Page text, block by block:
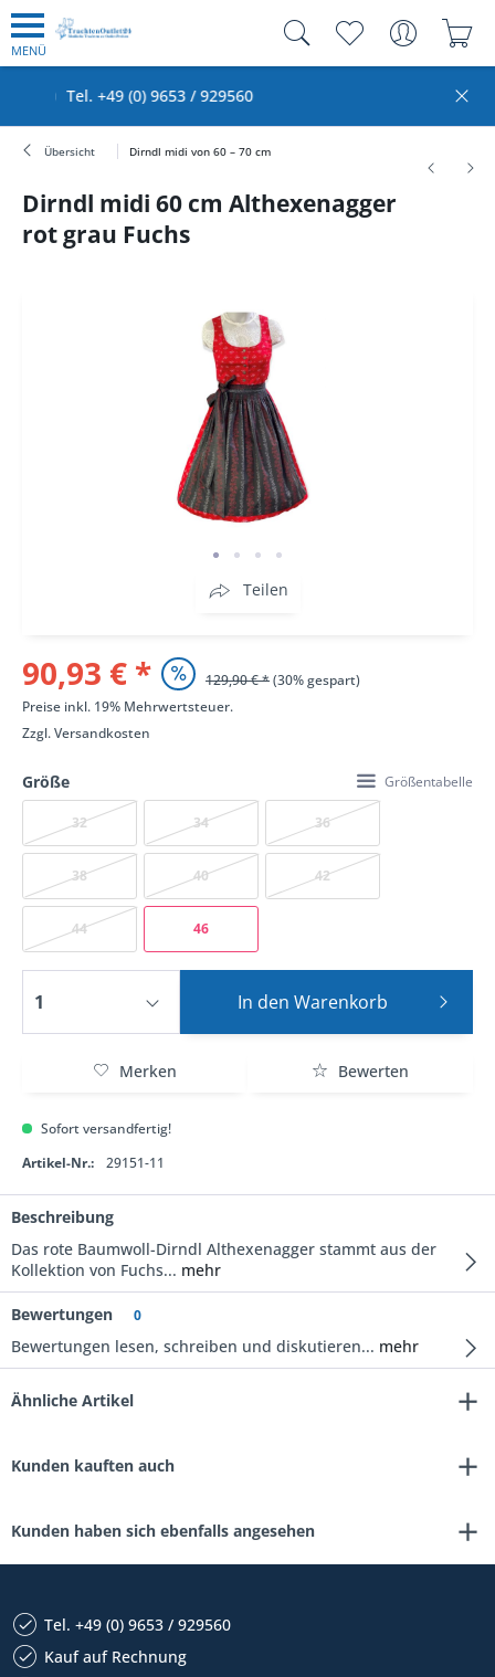
MENÜ
/ 929560
Übersicht Dirndl midi von 60 – 70 cm
Dirndl midi 60 cm Althexenagger
rot grau Fuchs
Teilen
90,93 € * 129,90 € *(30% gespart)
Preise inkl. 19% Mehrwertsteuer.
Zzgl.Versandkosten
Größe Größentabelle
32 34 36
38 40 42
44 46
In den Warenkorb
Merken Bewerten
Sofort versandfertig!
Artikel-Nr.:
29151-11
Beschreibung
Das rote Baumwoll-Dirndl Althexenagger stammt aus der
Kollektion von Fuchs... mehr
Bewertungen 0
Bewertungen lesen, schreiben und diskutieren... mehr
Ähnliche Artikel
Kunden kauften auch
Kunden haben sich ebenfalls angesehen
Tel. +49 (0) 9653 / 929560
Kauf auf Rechnung